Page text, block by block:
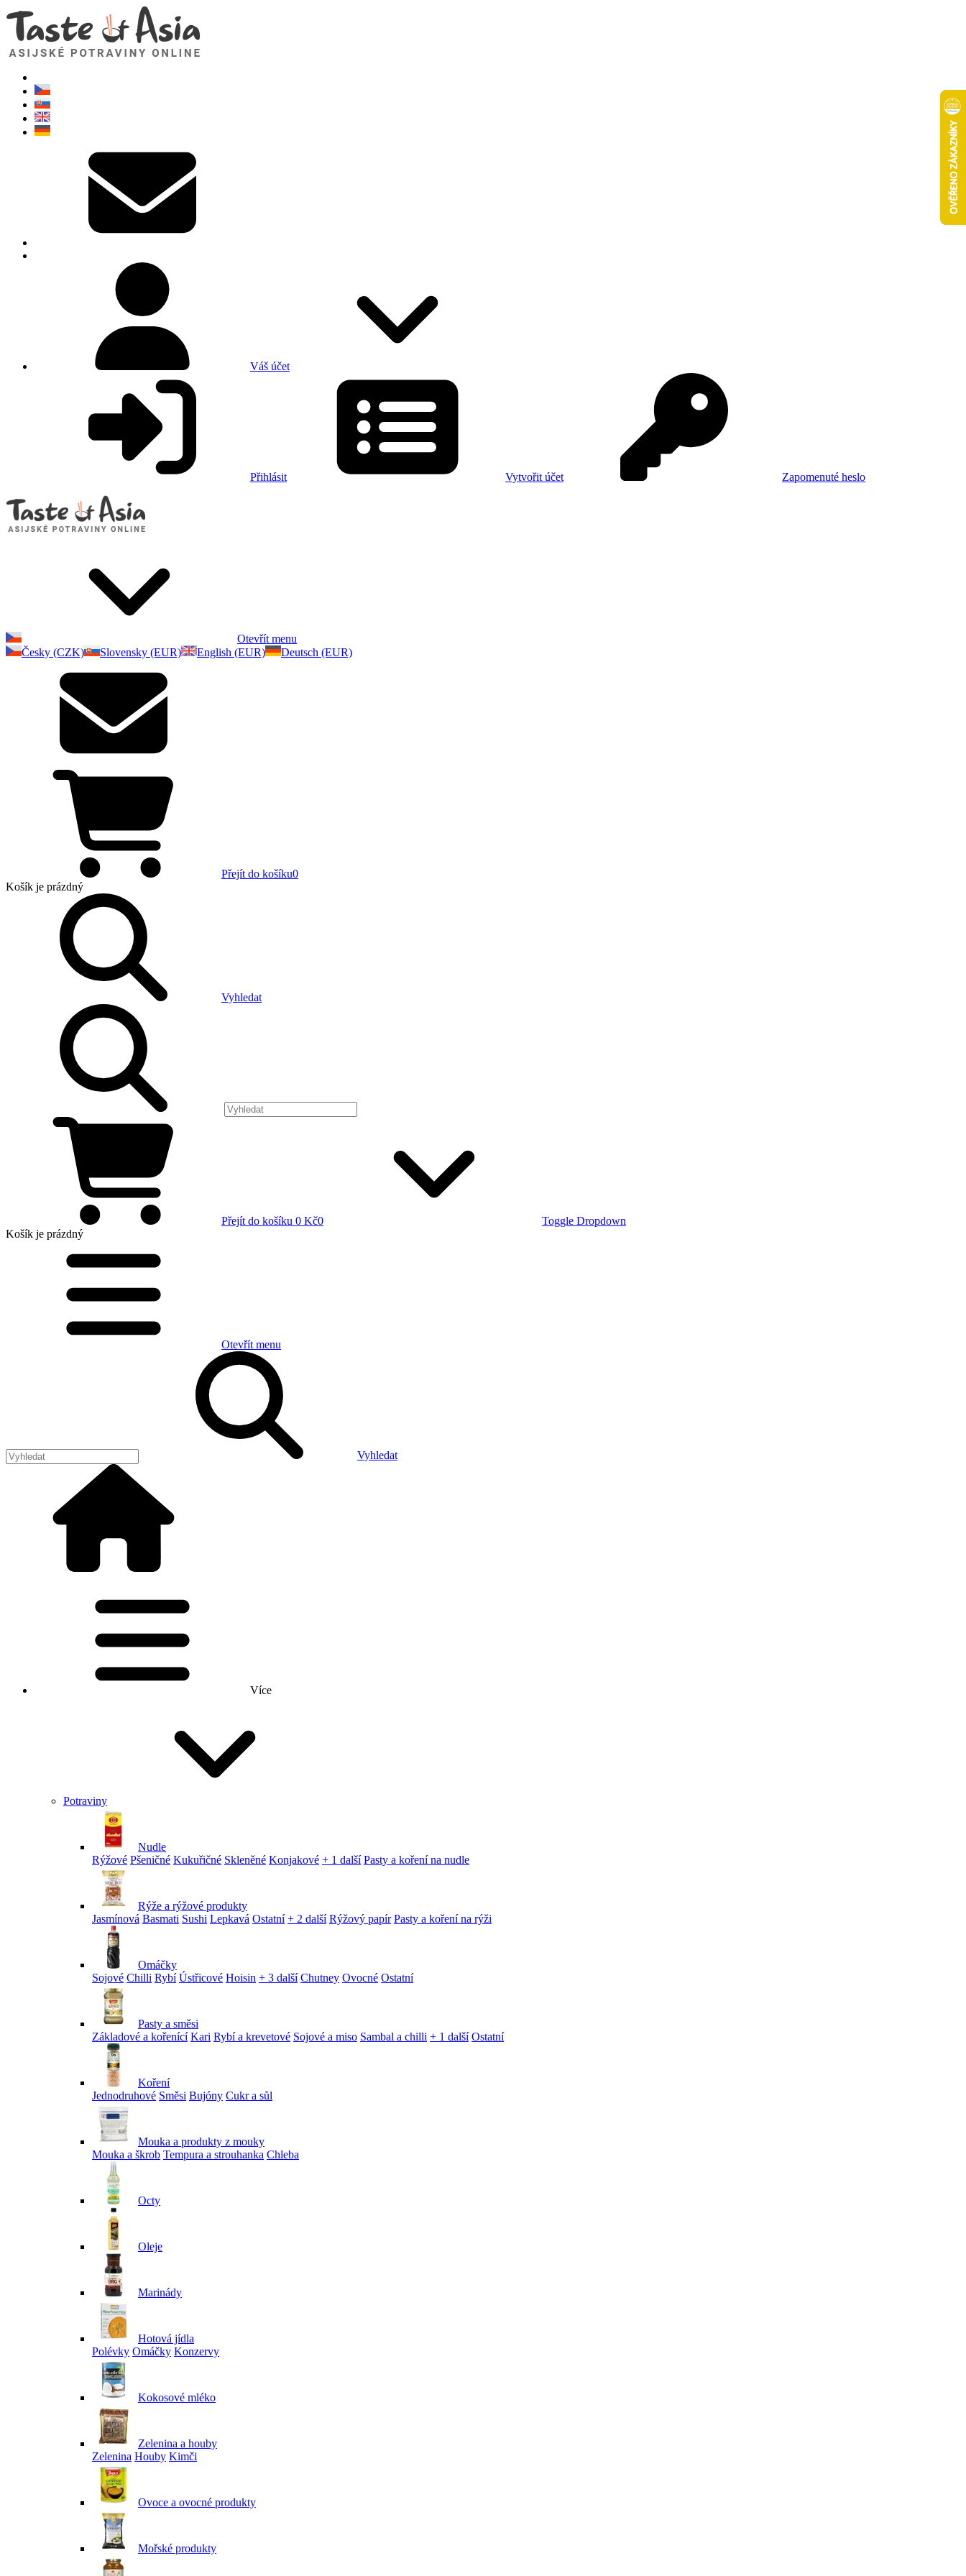
Váš účet
Přihlásit Vytvořit účet Zapomenuté heslo
Otevřít menu
Česky (CZK)
Slovensky (EUR) English (EUR) Deutsch (EUR)
Přejít do košíku0
Košík je prázdný
Vyhledat
Přejít do košíku 0 Kč0
Toggle Dropdown
Košík je prázdný
Otevřít menu
Vyhledat
Více
Potraviny
Nudle
Rýžové Pšeničné Kukuřičné Skleněné Konjakové + 1 další Pasty a koření na nudle
Rýže a rýžové produkty
Jasmínová Basmati Sushi Lepkavá Ostatní + 2 další Rýžový papír Pasty a koření na rýži
Omáčky
Sojové Chilli Rybí Ústřicové Hoisin + 3 další Chutney Ovocné Ostatní
Pasty a směsi
Základové a kořenící Kari Rybí a krevetové Sojové a miso Sambal a chilli + 1 další Ostatní
Koření
Jednodruhové Směsi Bujóny Cukr a sůl
Mouka a produkty z mouky
Mouka a škrob Tempura a strouhanka Chleba
Octy
Oleje
Marinády
Hotová jídla
Polévky Omáčky Konzervy
Kokosové mléko
Zelenina a houby
Zelenina Houby Kimči
Ovoce a ovocné produkty
Mořské produkty